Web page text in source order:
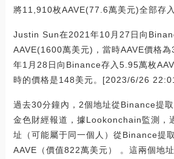
將11,910枚AAVE(77.6萬美元)全部存
Justin Sun在2021年10月27日向
AAVE(1600萬美元)，當時AAVE價格
年1月28日向Binance存入5.95萬枚
時的價格是148美元。[2023/6/26
過去30分鐘內，2個地址從Binance提
金色財經報道，據Lookonchain監測，
址（可能屬于同一個人）從Binance提
AAVE（價值822萬美元） 。這兩個地